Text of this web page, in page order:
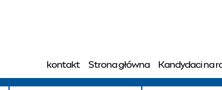
- Warszawskie
kontakt Strona główna Kandydaci na